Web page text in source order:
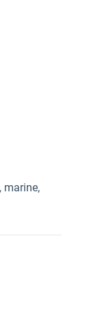
marine,